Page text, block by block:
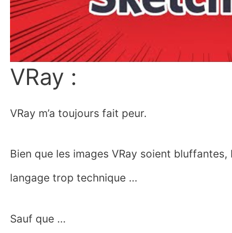
VRay :
VRay m’a toujours fait peur.
Bien que les images VRay soient
langage trop technique …
Sauf que …